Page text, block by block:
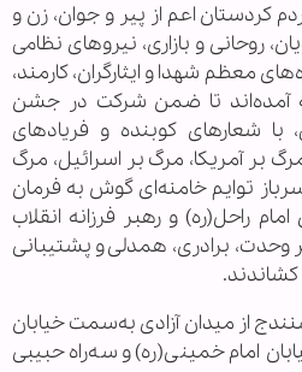
کردستان اعم از پیر و جوان، زن و
روحانی و بازاری، نیروهای نظامی
معظم شهدا و ایثارگران، کارمند،
آمده‌اند تا ضمن شرکت در جشن
با شعارهای کوبنده و فریادهای
بر آمریکا، مرگ بر اسرائیل، مرگ
توایم خامنه‌ای گوش به فرمان
راحل(ره) و رهبر فرزانه انقلاب
وحدت، برادری، همدلی و پشتیبانی
کشاندند.
در سنندج از میدان آزادی به‌سمت خیابان
امام خمینی(ره) و سه‌راه حبیبی